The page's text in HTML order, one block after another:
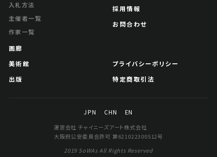
入札方法
主催者一覧
作家一覧
画廊
美術館
出版
採用情報
お問合わせ
プライバシーポリシー
特定商取引法
JPN CHN
EN
運営会社 チャイニーズアート株式会社
大阪府公安委員会許可 第621022300512号
2019 SoWAs All Rights Reserved